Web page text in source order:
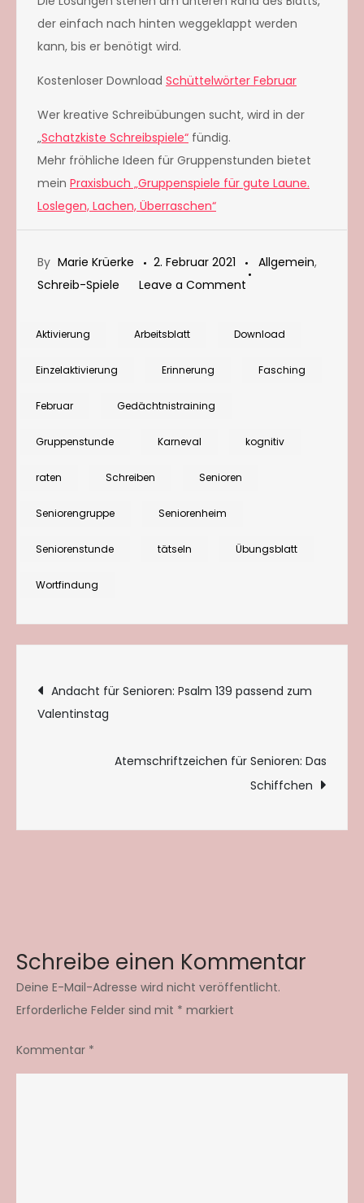
der einfach nach hinten weggeklappt werden
kann, bis er benötigt wird.
Kostenloser Download Schüttelwörter Februar
Wer kreative Schreibübungen sucht, wird in der
„Schatzkiste Schreibspiele“ fündig.
Mehr fröhliche Ideen für Gruppenstunden bietet
mein Praxisbuch „Gruppenspiele für gute Laune.
Loslegen, Lachen, Überraschen“
By Marie Krüerke 2. Februar 2021 Allgemein,
Schreib-Spiele
Leave a Comment
und
Aktivierung:
Februar
Aktivierung Arbeitsblatt Download
Einzelaktivierung Erinnerung Fasching
Februar Gedächtnistraining
Gruppenstunde Karneval kognitiv
raten Schreiben Senioren
Seniorengruppe Seniorenheim
Seniorenstunde tätseln Übungsblatt
Wortfindung
Beitragsnavigation
Andacht für Senioren: Psalm 139 passend zum
Valentinstag
Atemschriftzeichen für Senioren: Das
Schiffchen
Schreibe einen Kommentar
Deine E-Mail-Adresse wird nicht veröffentlicht.
Erforderliche Felder sind mit * markiert
Kommentar *